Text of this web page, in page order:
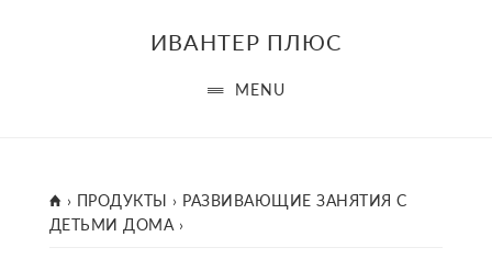
ИВАНТЕР ПЛЮС
MENU
ГЛАВНАЯ
› ПРОДУКТЫ › РАЗВИВАЮЩИЕ ЗАНЯТИЯ С
ДЕТЬМИ ДОМА ›